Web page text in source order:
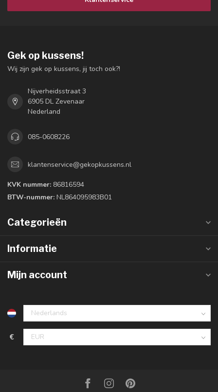
Gek op kussens!
Wij zijn gek op kussens, jij toch ook?!
Nijverheidsstraat 3
6905 DL Zevenaar
Nederland
085-0608226
klantenservice@gekopkussens.nl
KVK nummer: 86816594
BTW-nummer: NL864095983B01
Categorieën
Informatie
Mijn account
€